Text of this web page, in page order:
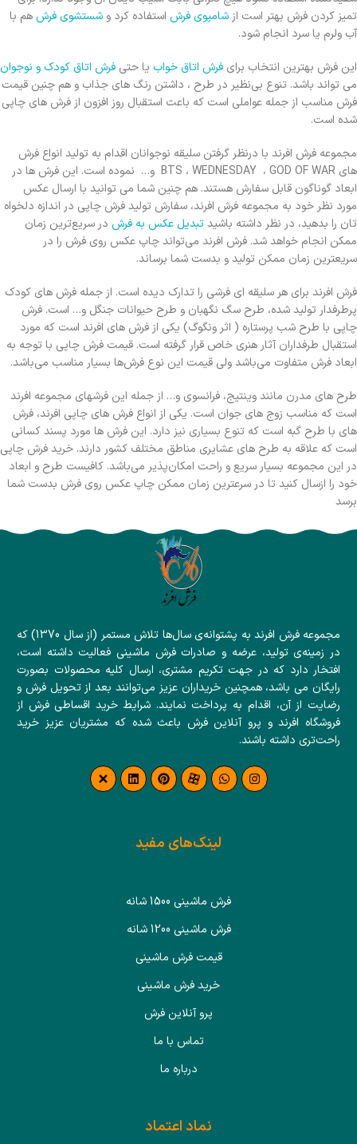
تمیز کردن فرش بهتر است از شامپوی فرش استفاده کرد و شستشوی فرش هم با
آب ولرم یا سرد انجام شود.
این فرش بهترین انتخاب برای فرش اتاق خواب یا حتی فرش اتاق کودک و نوجوان
می تواند باشد. تنوع بی‌نظیر در طرح ، داشتن رنگ های جذاب و هم چنین قیمت
فرش مناسب از جمله عواملی است که باعث استقبال روز افزون از فرش های چاپی
شده است.
مجموعه فرش افرند با درنظر گرفتن سلیقه نوجوانان اقدام به تولید انواع فرش
های BTS ، WEDNESDAY ، GOD OF WAR و… نموده است. این فرش ها در
ابعاد گوناگون قابل سفارش هستند. هم چنین شما می توانید با ارسال عکس
مورد نظر خود به مجموعه فرش افرند، سفارش تولید فرش چاپی در اندازه دلخواه
تان را بدهید، در نظر داشته باشیدتبدیل عکس به فرش در سریع‌ترین زمان
ممکن انجام خواهد شد. فرش افرند می‌تواند چاپ عکس روی فرش را در
سریعترین زمان ممکن تولید و بدست شما برساند.
فرش افرند برای هر سلیقه ای فرشی را تدارک دیده است. از جمله فرش های کودک
پرطرفدار تولید شده، طرح سگ نگهبان و طرح حیوانات جنگل و… است. فرش
چاپی با طرح شب پرستاره ( اثر ونگوگ) یکی از فرش های افرند است که مورد
استقبال طرفداران آثار هنری خاص قرار گرفته است. قیمت فرش چاپی با توجه به
ابعاد فرش متفاوت می‌باشد ولی قیمت این نوع فرش‌ها بسیار مناسب می‌باشد.
طرح های مدرن مانند وینتیج، فرانسوی و… از جمله این فرشهای مجموعه افرند
است که مناسب زوج های جوان است. یکی از انواع فرش های چاپی افرند، فرش
های با طرح گبه است که تنوع بسیاری نیز دارد. این فرش ها مورد پسند کسانی
است که علاقه به طرح های عشایری مناطق مختلف کشور دارند. خرید فرش چاپی
در این مجموعه بسیار سریع و راحت امکان‌پذیر می‌باشد. کافیست طرح و ابعاد
خود را ازسال کنید تا در سرعترین زمان ممکن چاپ عکس روی فرش بدست شما
برسد
مجموعه فرش افرند به پشتوانه‌ی سال‌ها تلاش مستمر (از سال 1370) که
در زمینه‌ی تولید، عرضه و صادرات فرش ماشینی فعالیت داشته است،
افتخار دارد که در جهت تکریم مشتری، ارسال کلیه محصولات بصورت
رایگان می باشد، همچنین خریداران عزیز می‌توانند بعد از تحویل فرش و
رضایت از آن، اقدام به پرداخت نمایند. شرایط خرید اقساطی فرش از
فروشگاه افرند و پرو آنلاین فرش باعث شده که مشتریان عزیز خرید
راحت‌تری داشته باشند.
لینک‌های مفید
فرش ماشینی 1500 شانه
فرش ماشینی 1200 شانه
قیمت فرش ماشینی
خرید فرش ماشینی
پرو آنلاین فرش
تماس با ما
درباره ما
نماد اعتماد